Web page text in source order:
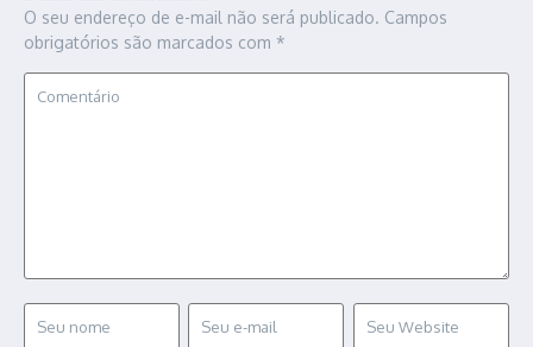
O seu endereço de e-mail não será publicado. Campos
obrigatórios são marcados com *